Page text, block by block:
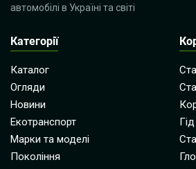
автомобілі в Україні та світі
Категорії
Каталог
Огляди
Новини
Екотранспорт
Марки та моделі
Покоління